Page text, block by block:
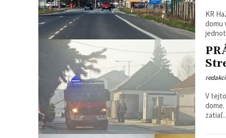
KR
domu
V
dome.